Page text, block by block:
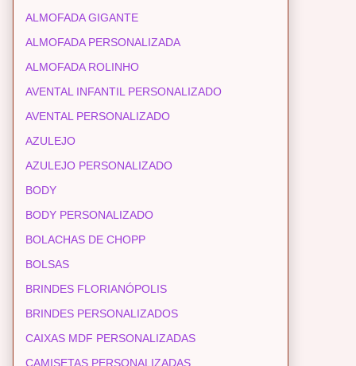
ALMOFADA GIGANTE
ALMOFADA PERSONALIZADA
ALMOFADA ROLINHO
AVENTAL INFANTIL PERSONALIZADO
AVENTAL PERSONALIZADO
AZULEJO
AZULEJO PERSONALIZADO
BODY
BODY PERSONALIZADO
BOLACHAS DE CHOPP
BOLSAS
BRINDES FLORIANÓPOLIS
BRINDES PERSONALIZADOS
CAIXAS MDF PERSONALIZADAS
CAMISETAS PERSONALIZADAS